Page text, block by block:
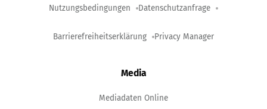
Nutzungsbedingungen Datenschutzanfrage
Barrierefreiheitserklärung Privacy Manager
Media
Mediadaten Online